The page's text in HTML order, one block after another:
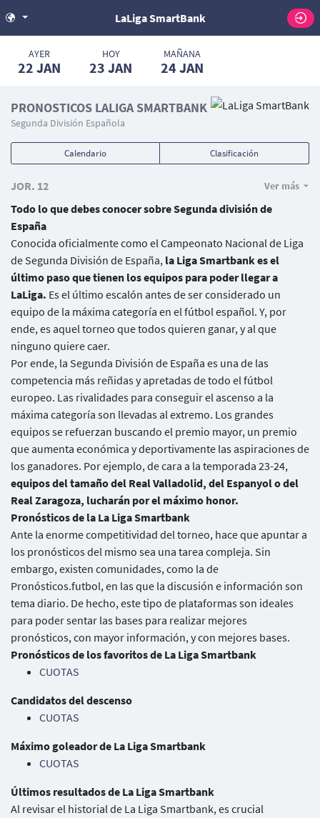
LaLiga SmartBank
AYER
22 JAN
HOY
23 JAN
MAÑANA
24 JAN
PRONOSTICOS LALIGA SMARTBANK
Segunda División Española
Calendario Clasificación
JOR. 12 Ver más
Todo lo que debes conocer sobre Segunda división de
España
Conocida oficialmente como el Campeonato Nacional de Liga
de Segunda División de España, la Liga Smartbank es el
último paso que tienen los equipos para poder llegar a
LaLiga. Es el último escalón antes de ser considerado un
equipo de la máxima categoría en el fútbol español. Y, por
ende, es aquel torneo que todos quieren ganar, y al que
ninguno quiere caer.
Por ende, la Segunda División de España es una de las
competencia más reñidas y apretadas de todo el fútbol
europeo. Las rivalidades para conseguir el ascenso a la
máxima categoría son llevadas al extremo. Los grandes
equipos se refuerzan buscando el premio mayor, un premio
que aumenta económica y deportivamente las aspiraciones de
los ganadores. Por ejemplo, de cara a la temporada 23-24,
equipos del tamaño del Real Valladolid, del Espanyol o del
Real Zaragoza, lucharán por el máximo honor.
Pronósticos de la La Liga Smartbank
Ante la enorme competitividad del torneo, hace que apuntar a
los pronósticos del mismo sea una tarea compleja. Sin
embargo, existen comunidades, como la de
Pronósticos.futbol, en las que la discusión e información son
tema diario. De hecho, este tipo de plataformas son ideales
para poder sentar las bases para realizar mejores
pronósticos, con mayor información, y con mejores bases.
Pronósticos de los favoritos de La Liga Smartbank
CUOTAS
Candidatos del descenso
CUOTAS
Máximo goleador de La Liga Smartbank
CUOTAS
Últimos resultados de La Liga Smartbank
Al revisar el historial de La Liga Smartbank, es crucial